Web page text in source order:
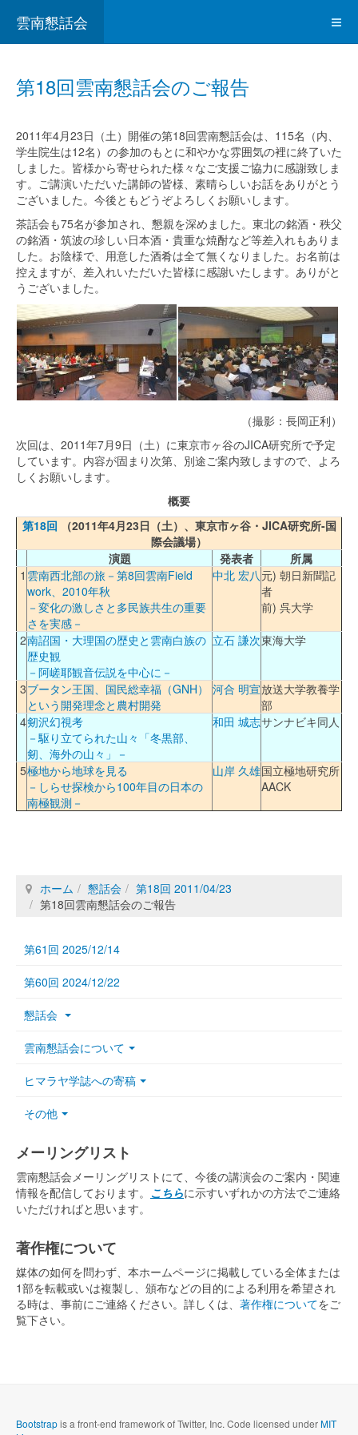
雲南懇話会
第18回雲南懇話会のご報告
2011年4月23日（土）開催の第18回雲南懇話会は、115名（内、
学生院生は12名）の参加のもとに和やかな雰囲気の裡に終了いた
しました。皆様から寄せられた様々なご支援ご協力に感謝致しま
す。ご講演いただいた講師の皆様、素晴らしいお話をありがとう
ございました。今後ともどうぞよろしくお願いします。
茶話会も75名が参加され、懇親を深めました。東北の銘酒・秩父
の銘酒・筑波の珍しい日本酒・貴重な焼酎など等差入れもありま
した。お陰様で、用意した酒肴は全て無くなりました。お名前は
控えますが、差入れいただいた皆様に感謝いたします。ありがと
うございました。
（撮影：長岡正利）
次回は、2011年7月9日（土）に東京市ヶ谷のJICA研究所で予定
しています。内容が固まり次第、別途ご案内致しますので、よろ
しくお願いします。
概要
第18回 （2011年4月23日（土）、東京市ヶ谷・JICA研究所-国
際会議場）
演題
発表者
所属
1 雲南西北部の旅－第8回雲南Field
work、2010年秋
－変化の激しさと多民族共生の重要
さを実感－
中北 宏八 元) 朝日新聞記
者
前) 呉大学
2南詔国・大理国の歴史と雲南白族の
歴史観
－阿嵯耶観音伝説を中心に－
立石 謙次東海大学
3ブータン王国、国民総幸福（GNH）
という開発理念と農村開発
河合 明宣放送大学教養学
部
4剱沢幻視考
－駆り立てられた山々「冬黒部、
剱、海外の山々」－
和田 城志サンナビキ同人
5極地から地球を見る
－しらせ探検から100年目の日本の
南極観測－
山岸 久雄国立極地研究所
AACK
ホーム 懇話会
第18回 2011/04/23
第18回雲南懇話会のご報告
第61回 2025/12/14
第60回 2024/12/22
懇話会
雲南懇話会について
ヒマラヤ学誌への寄稿
その他
メーリングリスト
雲南懇話会メーリングリストにて、今後の講演会のご案内・関連
情報を配信しております。 こちらに示すいずれかの方法でご連絡
いただければと思います。
著作権について
媒体の如何を問わず、本ホームページに掲載している全体または
1部を転載或いは複製し、頒布などの目的による利用を希望され
る時は、事前にご連絡ください。詳しくは、 著作権についてをご
覧下さい。
Bootstrapis a front-end framework of Twitter, Inc. Code licensed underMIT